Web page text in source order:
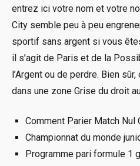
entrez ici votre nom et votre
City semble peu à peu
sportif sans argent si vous
il s’agit de Paris et de la
l’Argent ou de perdre. Bien
dans une zone Grise du droit
Comment Parier Match Nul
Championnat du monde
Programme pari formule 1